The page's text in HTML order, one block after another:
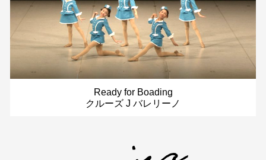
Ready for Boading
クルーズ J バレリーノ